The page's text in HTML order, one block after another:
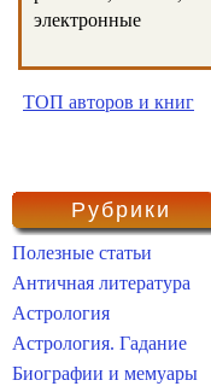
электронные
ТОП авторов и книг
Рубрики
Полезные статьи
Античная литература
Астрология
Астрология. Гадание
Биографии и мемуары